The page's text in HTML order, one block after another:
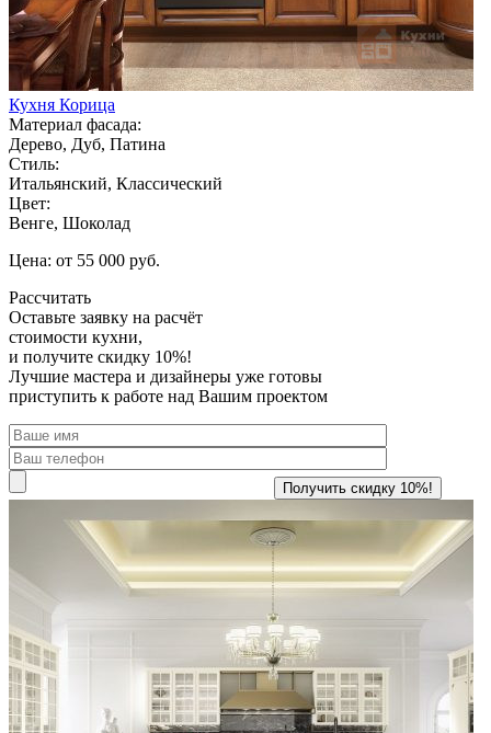
Кухня Корица
Материал фасада:
Дерево, Дуб, Патина
Стиль:
Итальянский, Классический
Цвет:
Венге, Шоколад
Цена: от 55 000 руб.
Рассчитать
Оставьте заявку на расчёт
стоимости кухни,
и получите скидку 10%!
Лучшие мастера и дизайнеры уже готовы
приступить к работе над Вашим проектом